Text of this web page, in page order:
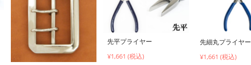
先平プライヤー
¥1,661 (税込)
先細丸プライヤー
¥1,661 (税込)